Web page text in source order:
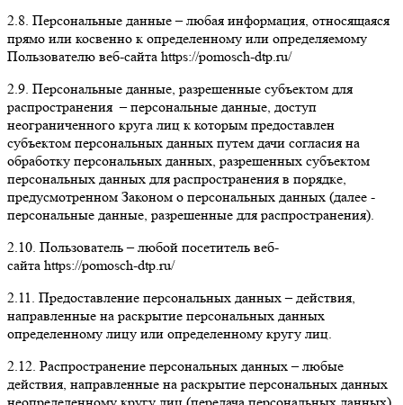
2.8. Персональные данные– любая информация, относящаяся
прямо или косвенно к определенному или определяемому
Пользователю веб-сайта https://pomosch-dtp.ru/
2.9. Персональные данные, разрешенные субъектом для
распространения – персональные данные, доступ
неограниченного круга лиц к которым предоставлен
субъектом персональных данных путем дачи согласия на
обработку персональных данных, разрешенных субъектом
персональных данных для распространения в порядке,
предусмотренном Законом о персональных данных (далее -
персональные данные, разрешенные для распространения).
2.10. Пользователь– любой посетитель веб-
сайта https://pomosch-dtp.ru/
2.11. Предоставление персональных данных– действия,
направленные на раскрытие персональных данных
определенному лицу или определенному кругу лиц.
2.12. Распространение персональных данных– любые
действия, направленные на раскрытие персональных данных